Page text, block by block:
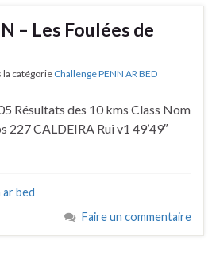
– Les Foulées de
la catégorie Challenge PENN AR BED
Résultats des 10 kms Class Nom
227 CALDEIRA Rui v1 49’49″
ar bed
Faire un commentaire